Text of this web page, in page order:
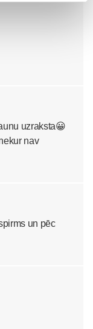
uzraksta😀
nav
un pēc